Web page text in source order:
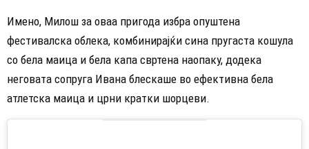
Имено, Милош за оваа пригода избра опуштена
фестивалска облека, комбинирајќи сина пругаста кошула
со бела маица и бела капа свртена наопаку, додека
неговата сопруга Ивана блескаше во ефективна бела
атлетска маица и црни кратки шорцеви.